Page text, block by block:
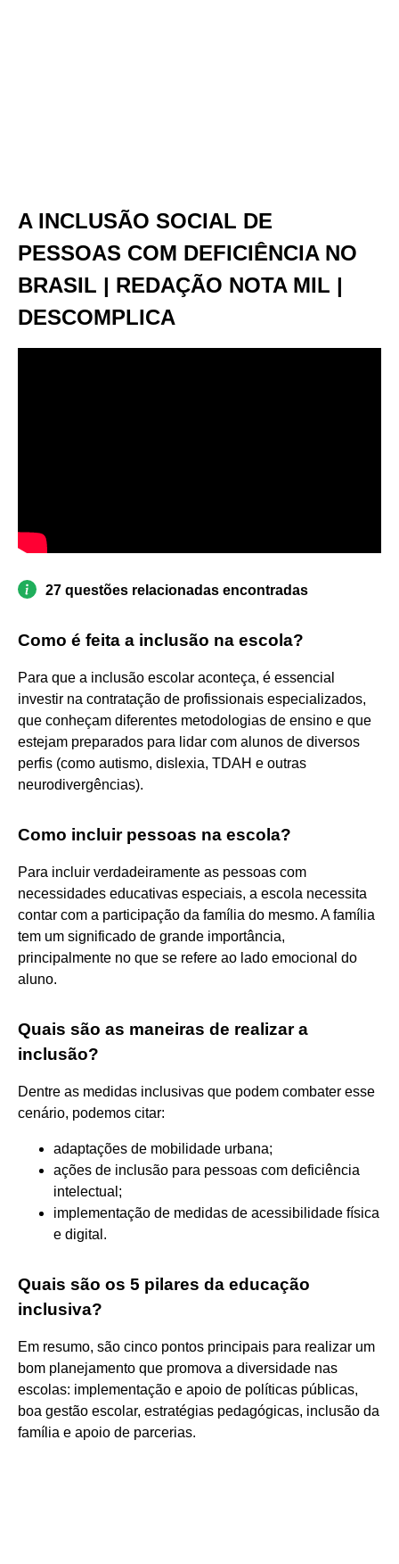
A INCLUSÃO SOCIAL DE
PESSOAS COM DEFICIÊNCIA NO
BRASIL | REDAÇÃO NOTA MIL |
DESCOMPLICA
27 questões relacionadas encontradas
Como é feita a inclusão na escola?
Para que a inclusão escolar aconteça, é essencial
investir na contratação de profissionais especializados,
que conheçam diferentes metodologias de ensino e que
estejam preparados para lidar com alunos de diversos
perfis (como autismo, dislexia, TDAH e outras
neurodivergências).
Como incluir pessoas na escola?
Para incluir verdadeiramente as pessoas com
necessidades educativas especiais, a escola necessita
contar com a participação da família do mesmo. A família
tem um significado de grande importância,
principalmente no que se refere ao lado emocional do
aluno.
Quais são as maneiras de realizar a
inclusão?
Dentre as medidas inclusivas que podem combater esse
cenário, podemos citar:
adaptações de mobilidade urbana;
ações de inclusão para pessoas com deficiência
intelectual;
implementação de medidas de acessibilidade física
e digital.
Quais são os 5 pilares da educação
inclusiva?
Em resumo, são cinco pontos principais para realizar um
bom planejamento que promova a diversidade nas
escolas: implementação e apoio de políticas públicas,
boa gestão escolar, estratégias pedagógicas, inclusão da
família e apoio de parcerias.